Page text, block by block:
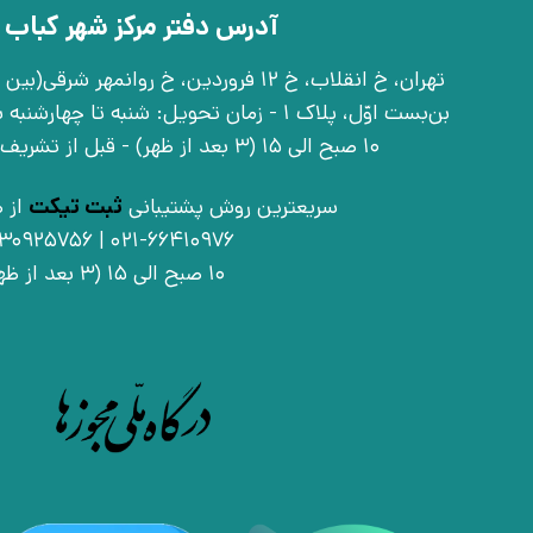
آدرس دفتر مرکز شهر
بن‌بست اوّل، پلاک 1 - زمان تحویل: شنبه
10 صبح الی 15 (3 بعد از ظهر) - قبل از تشریف آوردن تماس بگیرید
سریعترین روش پشتیبانی ثبت تیکت
10 صبح الی 15 (3 بعد از ظهر)